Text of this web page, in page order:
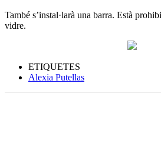
També s’instal·larà una barra. Està
vidre.
ETIQUETES
Alexia Putellas